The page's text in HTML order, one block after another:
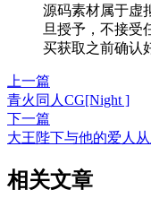
源码素材属于虚
旦授予，不接受
买获取之前确认
上一篇
青火同人CG[Night ]
下一篇
大王陛下与他的爱人
相关文章